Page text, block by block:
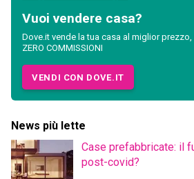
Vuoi vendere casa?
Dove.it vende la tua casa al miglior
ZERO COMMISSIONI
VENDI CON DOVE.IT
News più lette
Case prefabbricate: il
post-covid?